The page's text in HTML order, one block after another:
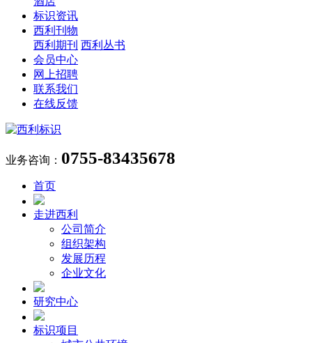
标识资讯
西利刊物
西利期刊 西利丛书
会员中心
网上招聘
联系我们
在线反馈
业务咨询： 0755-83435678
首页
走进西利
公司简介
组织架构
发展历程
企业文化
研究中心
标识项目